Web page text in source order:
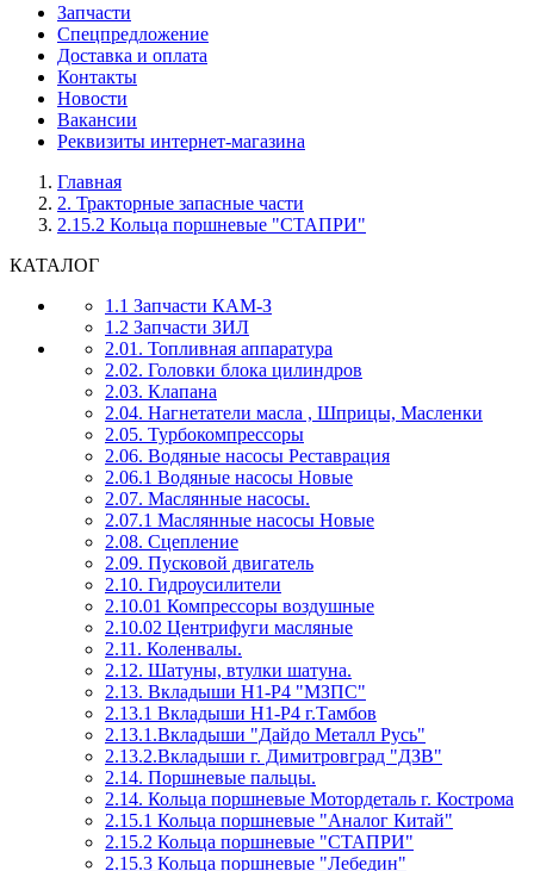
Запчасти
Спецпредложение
Доставка и оплата
Контакты
Новости
Вакансии
Реквизиты интернет-магазина
Главная
2. Тракторные запасные части
2.15.2 Кольца поршневые "СТАПРИ"
КАТАЛОГ
1.1 Запчасти КАМ-З
1.2 Запчасти ЗИЛ
2.01. Топливная аппаратура
2.02. Головки блока цилиндров
2.03. Клапана
2.04. Нагнетатели масла , Шприцы, Масленки
2.05. Турбокомпрессоры
2.06. Водяные насосы Реставрация
2.06.1 Водяные насосы Новые
2.07. Маслянные насосы.
2.07.1 Маслянные насосы Новые
2.08. Сцепление
2.09. Пусковой двигатель
2.10. Гидроусилители
2.10.01 Компрессоры воздушные
2.10.02 Центрифуги масляные
2.11. Коленвалы.
2.12. Шатуны, втулки шатуна.
2.13. Вкладыши Н1-Р4 "МЗПС"
2.13.1 Вкладыши Н1-Р4 г.Тамбов
2.13.1.Вкладыши "Дайдо Металл Русь"
2.13.2.Вкладыши г. Димитровград "ДЗВ"
2.14. Поршневые пальцы.
2.14. Кольца поршневые Мотордеталь г. Кострома
2.15.1 Кольца поршневые "Аналог Китай"
2.15.2 Кольца поршневые "СТАПРИ"
2.15.3 Кольца поршневые "Лебедин"